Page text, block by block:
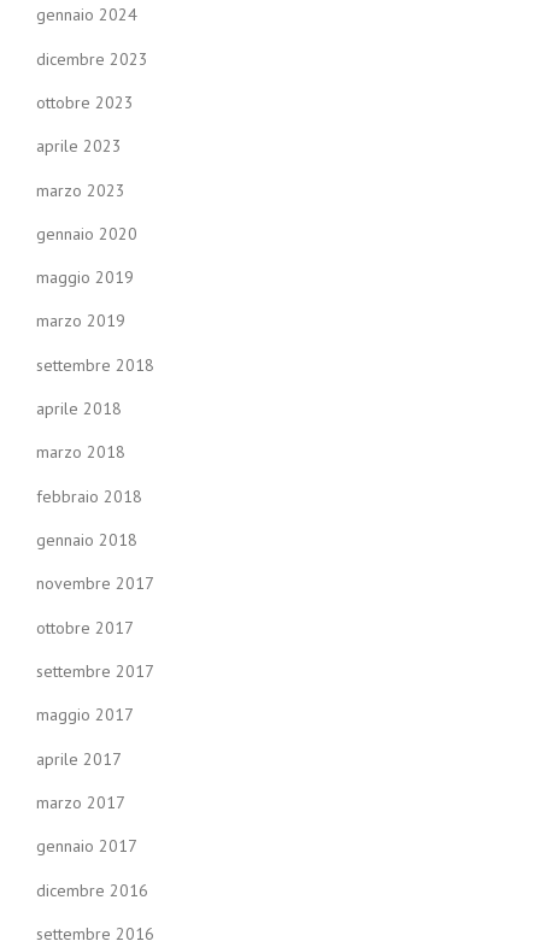
gennaio 2024
dicembre 2023
ottobre 2023
aprile 2023
marzo 2023
gennaio 2020
maggio 2019
marzo 2019
settembre 2018
aprile 2018
marzo 2018
febbraio 2018
gennaio 2018
novembre 2017
ottobre 2017
settembre 2017
maggio 2017
aprile 2017
marzo 2017
gennaio 2017
dicembre 2016
settembre 2016